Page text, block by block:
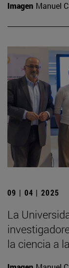
Imagen Manuel
09 | 04 | 2025
La
la ciencia a